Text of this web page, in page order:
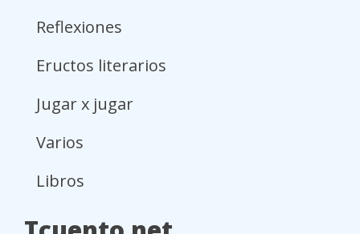
Reflexiones
Eructos literarios
Jugar x jugar
Varios
Libros